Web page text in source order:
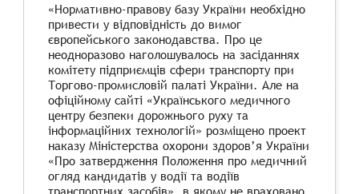
«Нормативно-правову базу України необхідно
привести у відповідність до вимог
європейського законодавства. Про це
неодноразово наголошувалось на засіданнях
комітету підприємців сфери транспорту при
Торгово-промисловій палаті України. Але на
офіційному сайті «Українського медичного
центру безпеки дорожнього руху та
інформаційних технологій» розміщено проект
наказу Міністерства охорони здоров’я України
«Про затвердження Положення про медичний
огляд кандидатів у водії та водіїв